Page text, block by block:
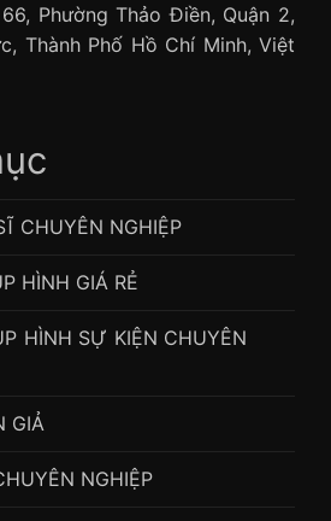
Phường Thảo Điền, Quận 2,
Thành Phố Hồ Chí Minh, Việt
CHUYÊN NGHIỆP
HÌNH GIÁ RẺ
HÌNH SỰ KIỆN CHUYÊN
GIẢ
NGHIỆP